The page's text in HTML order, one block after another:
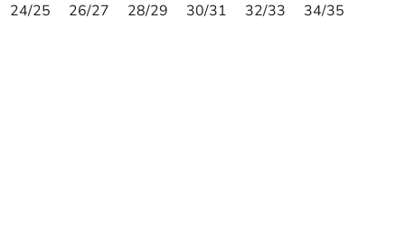
24/25 26/27 28/29 30/31 32/33 34/35